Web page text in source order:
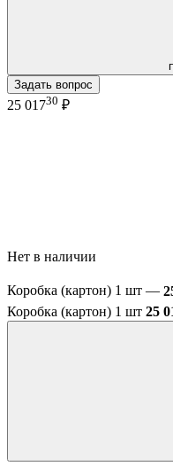
Задать вопрос
25 01730 ₽
Нет в наличии
Коробка (картон) 1 шт —
Коробка (картон) 1 шт 25